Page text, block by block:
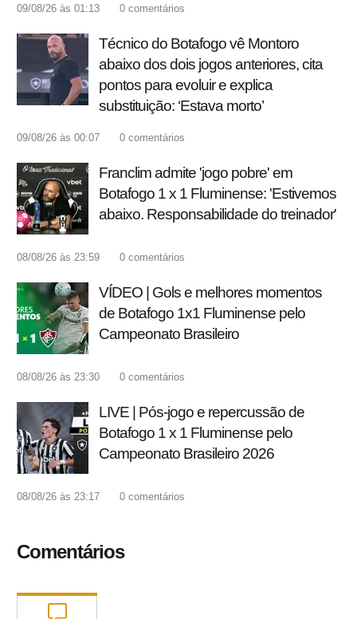
09/08/26 às 01:13 0 comentários
Técnico do Botafogo vê Montoro
abaixo dos dois jogos anteriores, cita
pontos para evoluir e explica
substituição: ‘Estava morto’
09/08/26 às 00:07 0 comentários
Franclim admite 'jogo pobre' em
Botafogo 1 x 1 Fluminense: 'Estivemos
abaixo. Responsabilidade do treinador'
08/08/26 às 23:59 0 comentários
VÍDEO | Gols e melhores momentos
de Botafogo 1x1 Fluminense pelo
Campeonato Brasileiro
08/08/26 às 23:30 0 comentários
LIVE | Pós-jogo e repercussão de
Botafogo 1 x 1 Fluminense pelo
Campeonato Brasileiro 2026
08/08/26 às 23:17 0 comentários
Comentários